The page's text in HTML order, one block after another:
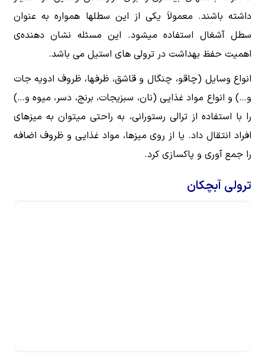
داشته باشند. معمولاَ یکی از این سطلها همواره به عنوان
سطل آشغال استفاده میشود. این مسئله نشان دهنده‌ی
اهمیت حفظ بهداشت در ترولی های استیل می باشد.
انواع وسایل (چاقو، چنگال و قاشق، ظرفها، ظروف ادویه جات
و…) و انواع مواد غذایی (نان، سبزیجات، برنج، دسر، میوه و…)
را با استفاده از ترالی رستورانی، به راحتی میتوان به میزهای
افراد انتقال داد. یا از روی میزها، مواد غذایی و ظروف اضافه
را جمع آوری و پاکسازی کرد.
ترولی آبچکان